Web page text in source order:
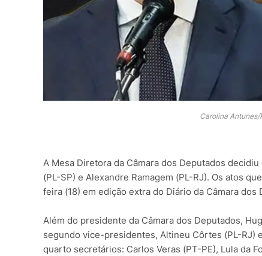
Carolina
A Mesa Diretora da Câmara dos Deputados
(PL-SP) e Alexandre Ramagem (PL-RJ). Os atos
feira (18) em edição extra do Diário da Câmara dos
Além do presidente da Câmara dos Deputados,
segundo vice-presidentes, Altineu Côrtes (PL-RJ)
quarto secretários: Carlos Veras (PT-PE), Lula da